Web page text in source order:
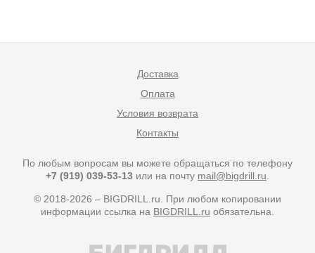
Доставка
Оплата
Условия возврата
Контакты
По любым вопросам вы можете обращаться по телефону
+7 (919) 039-53-13 или на почту mail@bigdrill.ru
© 2018-2026 – BIGDRILL.ru. При любом копировании
информации ссылка на BIGDRILL.ru обязательна.